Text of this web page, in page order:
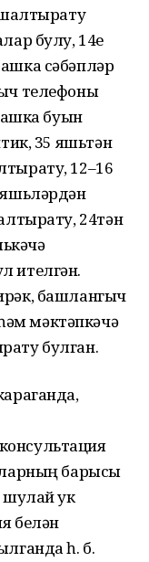
шалтырату
булу, 14е
сәбәпләр
телефоны
буын
35 яшьтән
12–16
24тән
ителгән.
башлангыч
мәктәпкәчә
булган.
барысы
шулай ук
белән
һ. б.